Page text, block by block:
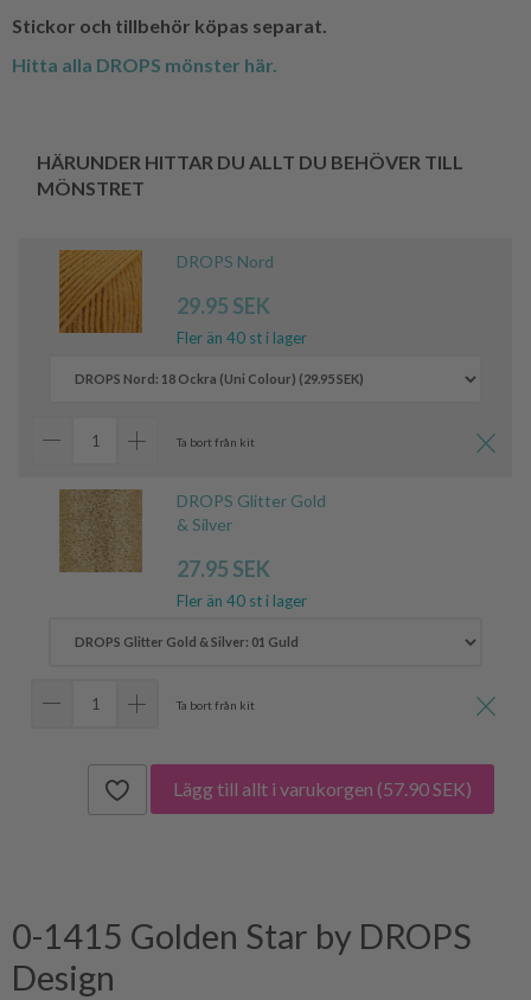
Stickor och tillbehör köpas separat.
Hitta alla DROPS mönster här.
HÄRUNDER HITTAR DU ALLT DU BEHÖVER TILL
MÖNSTRET
DROPS Nord
29.95 SEK
Fler än 40 st i lager
Ta bort från kit
DROPS Glitter Gold
& Silver
27.95 SEK
Fler än 40 st i lager
Ta bort från kit
Lägg till allt i varukorgen (57.90 SEK)
0-1415 Golden Star by DROPS
Design